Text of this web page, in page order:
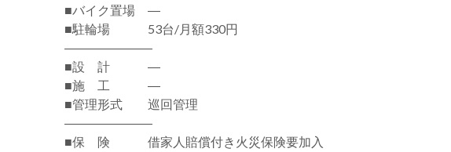
■バイク置場 ―
■駐輪場 53台/月額330円
―――――――
■設 計 ―
■施 工 ―
■管理形式 巡回管理
―――――――
■保 険 借家人賠償付き火災保険要加入